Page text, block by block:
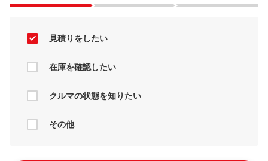
見積りをしたい
在庫を確認したい
クルマの状態を知りたい
その他